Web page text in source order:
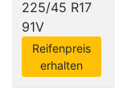
225/45 R17
91V
Reifenpreis
erhalten